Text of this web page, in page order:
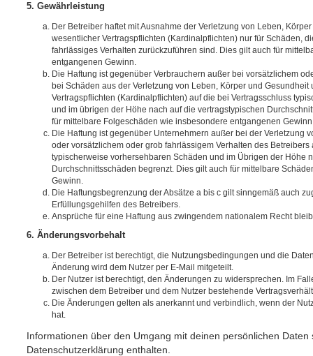
5. Gewährleistung
Der Betreiber haftet mit Ausnahme der Verletzung von Leben,
wesentlicher Vertragspflichten (Kardinalpflichten) nur für Schäden,
fahrlässiges Verhalten zurückzuführen sind. Dies gilt auch für
entgangenen Gewinn.
Die Haftung ist gegenüber Verbrauchern außer bei vorsätzlichem
bei Schäden aus der Verletzung von Leben, Körper und
Vertragspflichten (Kardinalpflichten) auf die bei Vertragsschluss
und im übrigen der Höhe nach auf die vertragstypischen
für mittelbare Folgeschäden wie insbesondere entgangenen
Die Haftung ist gegenüber Unternehmern außer bei der Verletzung
oder vorsätzlichem oder grob fahrlässigem Verhalten des Betreibers
typischerweise vorhersehbaren Schäden und im Übrigen der Höhe
Durchschnittsschäden begrenzt. Dies gilt auch für mittelbare
Gewinn.
Die Haftungsbegrenzung der Absätze a bis c gilt sinngemäß auch
Erfüllungsgehilfen des Betreibers.
Ansprüche für eine Haftung aus zwingendem nationalem Recht
6. Änderungsvorbehalt
Der Betreiber ist berechtigt, die Nutzungsbedingungen und die
Änderung wird dem Nutzer per E-Mail mitgeteilt.
Der Nutzer ist berechtigt, den Änderungen zu widersprechen. Im
zwischen dem Betreiber und dem Nutzer bestehende
Die Änderungen gelten als anerkannt und verbindlich, wenn der
hat.
Informationen über den Umgang mit deinen persönlichen Daten
Datenschutzerklärung enthalten.